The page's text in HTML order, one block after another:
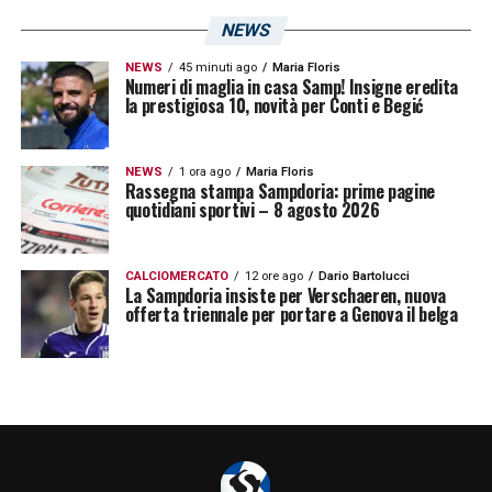
NEWS
NEWS 45 minuti ago Maria Floris
Numeri di maglia in casa Samp! Insigne eredita
la prestigiosa 10, novità per Conti e Begić
NEWS 1 ora ago Maria Floris
Rassegna stampa Sampdoria: prime pagine
quotidiani sportivi – 8 agosto 2026
CALCIOMERCATO 12 ore ago Dario Bartolucci
La Sampdoria insiste per Verschaeren, nuova
offerta triennale per portare a Genova il belga